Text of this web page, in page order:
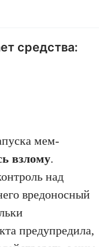
средства:
мем-
взлому.
над
вредоносный
предупредила,